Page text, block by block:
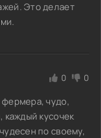
Это делает
0 0
чудо,
каждый кусочек
по своему,